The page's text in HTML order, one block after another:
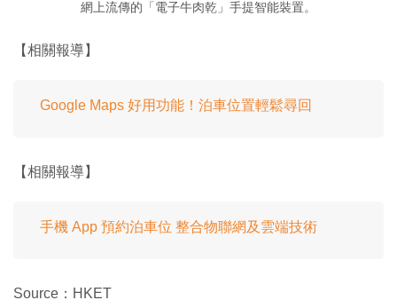
網上流傳的「電子牛肉乾」手提智能裝置。
【相關報導】
Google Maps 好用功能！泊車位置輕鬆尋回
【相關報導】
手機 App 預約泊車位 整合物聯網及雲端技術
Source：HKET